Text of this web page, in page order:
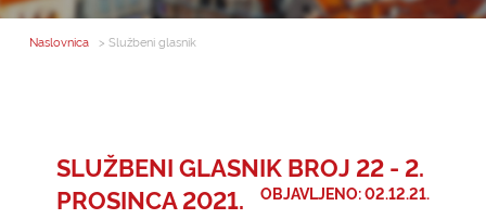
MJESNA SAMOUPRAVA
E-USLUGE
Naslovnica > Službeni glasnik
SLUŽBENI GLASNIK BROJ 22 - 2.
PROSINCA 2021.
OBJAVLJENO: 02.12.21.